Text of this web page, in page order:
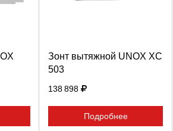
Зонт вытяжной UNOX XC
503
138 898
Подробнее